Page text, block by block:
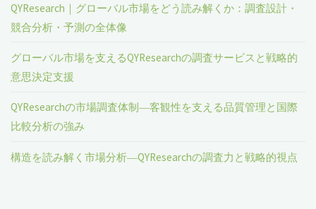
QYResearch｜グローバル市場をどう読み解くか：調査設計・
競合分析・予測の全体像
グローバル市場を支えるQYResearchの調査サービスと戦略的
意思決定支援
QYResearchの市場調査体制―客観性を支える品質管理と国際
比較分析の強み
構造を読み解く市場分析―QYResearchの調査力と戦略的視点